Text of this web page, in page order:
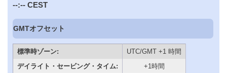
--:-- CEST
GMTオフセット
標準時ゾーン:
UTC/GMT +1 時間
デイライト・セービング・タイム:
+1時間